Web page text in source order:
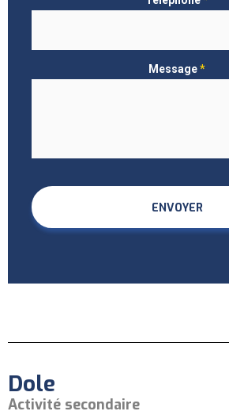
Message*
ENVOYER
Dole
Activité secondaire